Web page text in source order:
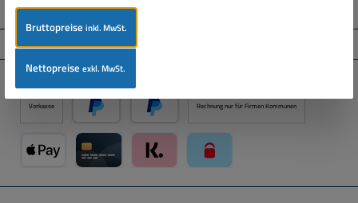
Informationen
Service
Zahlungsarten
Vorkasse
PayPal Später Bezahlen über PayPal
Rechnung nur für Firmen Kommunen
Bruttopreiseinkl. MwSt.
Nettopreiseexkl. MwSt.